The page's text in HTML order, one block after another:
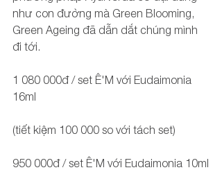
như con đường mà Green Blooming,
Green Ageing đã dẫn dắt chúng mình
đi tới.
1 080 000đ / set Ê'M với Eudaimonia
16ml
(tiết kiệm 100 000 so với tách set)
950 000đ / set Ê'M với Eudaimonia 10ml